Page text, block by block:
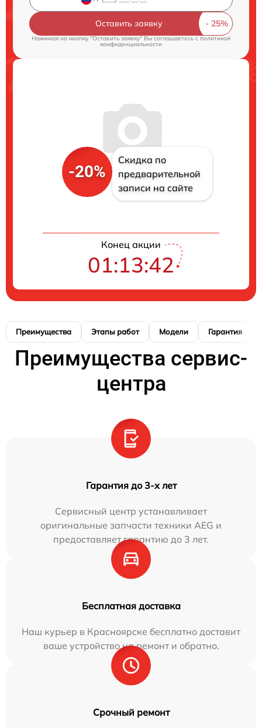
Оставить заявку
Нажимая на кнопку "Оставить заявку" Вы соглашаетесь cполитикой
конфиденциальности
-20%
Скидка по
предварительной
записи на сайте
Конец акции
01:13:41
Преимущества Этапы работ Модели Гарантия
Преимущества сервис-
центра
Гарантия до 3-х лет
Сервисный центр устанавливает
оригинальные запчасти техники AEG и
предоставляет гарантию до 3 лет.
Бесплатная доставка
Наш курьер в Красноярске бесплатно доставит
ваше устройство на ремонт и обратно.
Срочный ремонт